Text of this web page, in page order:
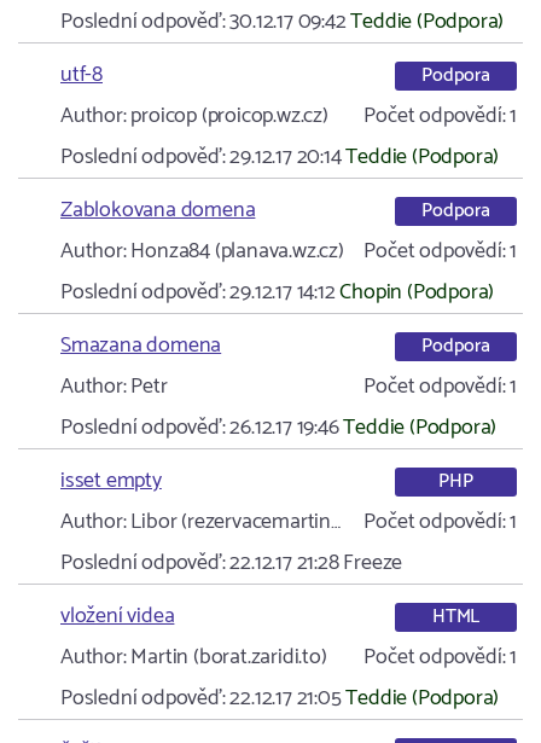
Poslední odpověď:30.12.17 09:42Teddie (Podpora)
utf-8
Podpora
Author:proicop (proicop.wz.cz) Počet odpovědí:1
Poslední odpověď:29.12.17 20:14Teddie (Podpora)
Zablokovana domena
Podpora
Author:Honza84 (planava.wz.cz) Počet odpovědí:1
Poslední odpověď:29.12.17 14:12Chopin (Podpora)
Smazana domena
Podpora
Author:Petr Počet odpovědí:1
Poslední odpověď:26.12.17 19:46Teddie (Podpora)
isset empty
PHP
Author:Libor (rezervacemartin… Počet odpovědí:1
Poslední odpověď:22.12.17 21:28Freeze
vložení videa
HTML
Author:Martin (borat.zaridi.to) Počet odpovědí:1
Poslední odpověď:22.12.17 21:05Teddie (Podpora)